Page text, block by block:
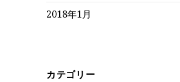
2018年1月
カテゴリー